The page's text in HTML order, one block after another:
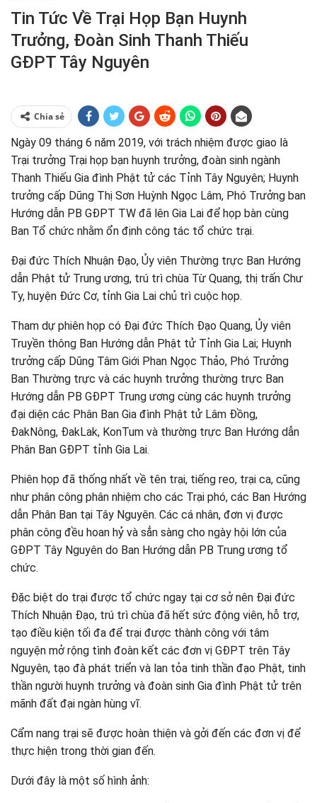
Tin Tức Về Trại Họp Bạn Huynh
Trưởng, Đoàn Sinh Thanh Thiếu
GĐPT Tây Nguyên
Chia sẻ
Ngày 09 tháng 6 năm 2019, với trách nhiệm được giao là
Trại trưởng Trại họp bạn huynh trưởng, đoàn sinh ngành
Thanh Thiếu Gia đình Phật tử các Tỉnh Tây Nguyên; Huynh
trưởng cấp Dũng Thị Sơn Huỳnh Ngọc Lâm, Phó Trưởng ban
Hướng dẫn PB GĐPT TW đã lên Gia Lai để họp bàn cùng
Ban Tổ chức nhằm ổn định công tác tổ chức trại.
Đại đức Thích Nhuận Đạo, Ủy viên Thường trực Ban Hướng
dẫn Phật tử Trung ương, trú trì chùa Từ Quang, thị trấn Chư
Ty, huyện Đức Cơ, tỉnh Gia Lai chủ trì cuộc họp.
Tham dự phiên họp có Đại đức Thích Đạo Quang, Ủy viên
Truyền thông Ban Hướng dẫn Phật tử Tỉnh Gia Lai; Huynh
trưởng cấp Dũng Tâm Giới Phan Ngọc Thảo, Phó Trưởng
Ban Thường trực và các huynh trưởng thường trực Ban
Hướng dẫn PB GĐPT Trung ương cùng các huynh trưởng
đại diện các Phân Ban Gia đình Phật tử Lâm Đồng,
ĐakNông, ĐakLak, KonTum và thường trực Ban Hướng dẫn
Phân Ban GĐPT tỉnh Gia Lai.
Phiên họp đã thống nhất về tên trại, tiếng reo, trại ca, cũng
như phân công phân nhiệm cho các Trại phó, các Ban Hướng
dẫn Phân Ban tại Tây Nguyên. Các cá nhân, đơn vị được
phân công đều hoan hỷ và sẳn sàng cho ngày hội lớn của
GĐPT Tây Nguyên do Ban Hướng dẫn PB Trung ương tổ
chức.
Đặc biệt do trại được tổ chức ngay tại cơ sở nên Đại đức
Thích Nhuận Đạo, trú trì chùa đã hết sức động viên, hỗ trợ,
tạo điều kiện tối đa để trại được thành công với tâm
nguyện mở rộng tình đoàn kết các đơn vị GĐPT trên Tây
Nguyên, tạo đà phát triển và lan tỏa tinh thần đạo Phật, tinh
thần người huynh trưởng và đoàn sinh Gia đình Phật tử trên
mãnh đất đại ngàn hùng vĩ.
Cẩm nang trại sẽ được hoàn thiện và gởi đến các đơn vị để
thực hiện trong thời gian đến.
Dưới đây là một số hình ảnh: